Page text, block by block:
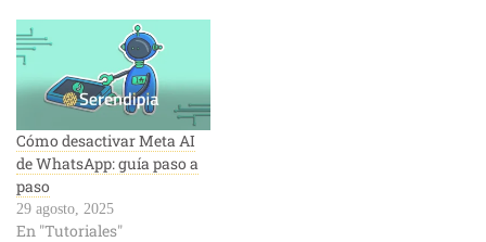
Cómo desactivar Meta AI
de WhatsApp: guía paso a
paso
29 agosto, 2025
En "Tutoriales"